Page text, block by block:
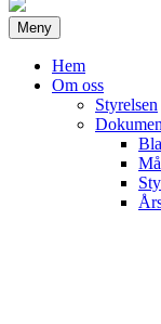
Meny Hoppa
till
innehåll
Hem
Om oss
Styrelsen